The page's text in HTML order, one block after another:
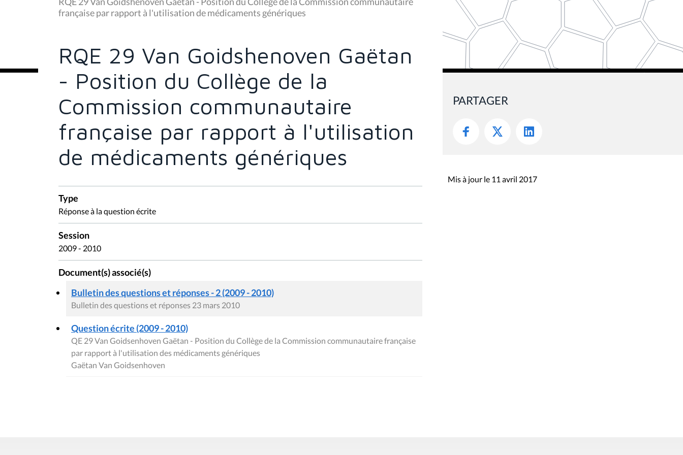
s
ê
:
française par rapport à l'utilisation de médicaments génériques
RQE 29 Van Goidshenoven Gaëtan
- Position du Collège de la
Commission communautaire
française par rapport à l'utilisation
de médicaments génériques
Type
Réponse à la question écrite
Session
2009 - 2010
Document(s) associé(s)
Bulletin des questions et réponses - 2 (2009 - 2010)
Bulletin des questions et réponses 23 mars 2010
Question écrite (2009 - 2010)
QE 29 Van Goidsenhoven Gaëtan - Position du Collège de la Commission communautaire française
par rapport à l'utilisation des médicaments génériques
Gaëtan Van Goidsenhoven
PARTAGER
Mis à jour le 11 avril 2017